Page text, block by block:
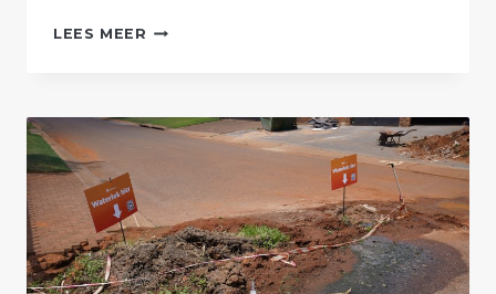
LEES MEER SÓ
DIENSLEWERINGSPROBLEME